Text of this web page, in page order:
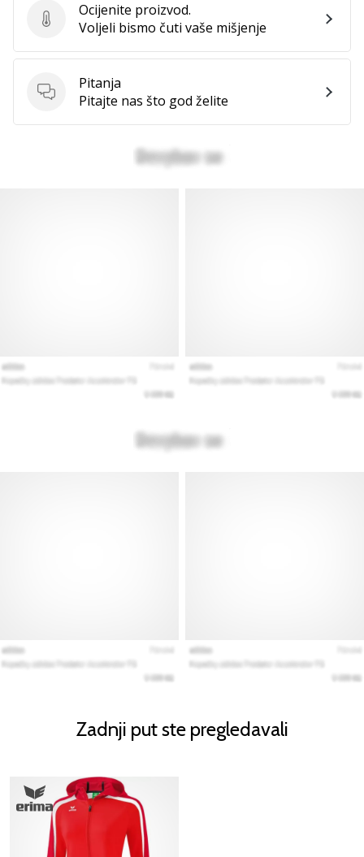
Ocijenite proizvod.
Ocijenite proizvod.
Voljeli bismo čuti vaše mišjenje
Pitanja
Pitanja
Pitajte nas što god želite
Zadnji put ste pregledavali